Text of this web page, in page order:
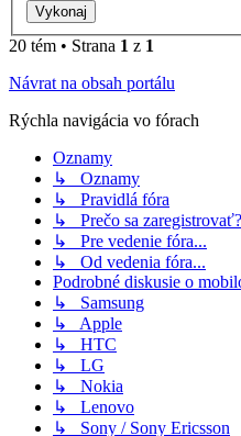
20 tém • Strana 1 z 1
Návrat na obsah portálu
Rýchla navigácia vo fórach
Oznamy
↳ Oznamy
↳ Pravidlá fóra
↳ Prečo sa zaregistrovať?
↳ Pre vedenie fóra...
↳ Od vedenia fóra...
Podrobné diskusie o
↳ Samsung
↳ Apple
↳ HTC
↳ LG
↳ Nokia
↳ Lenovo
↳ Sony / Sony Ericsson